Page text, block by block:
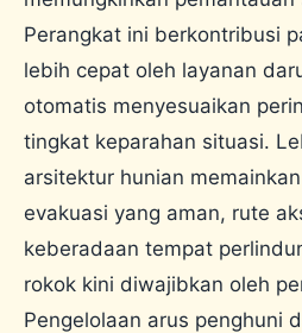
Perangkat ini berkontribusi
lebih cepat oleh layanan
otomatis menyesuaikan
tingkat keparahan situasi.
arsitektur hunian
evakuasi yang aman, rute
keberadaan tempat
rokok kini diwajibkan oleh
Pengelolaan arus penghuni